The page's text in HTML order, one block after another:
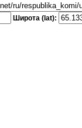
Широта (lat):